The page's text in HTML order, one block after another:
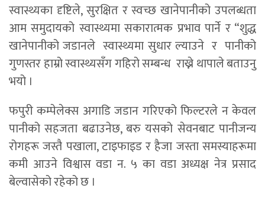
स्वास्थ्यका दृष्टिले, सुरक्षित र स्वच्छ खानेपानीको उपलब्धता
आम समुदायको स्वास्थ्यमा सकारात्मक प्रभाव पार्ने र “शुद्ध
खानेपानीको जडानले स्वास्थ्यमा सुधार ल्याउने र पानीको
गुणस्तर हाम्रो स्वास्थ्यसँग गहिरो सम्बन्ध राख्ने थापाले बताउनु
भयो ।
फपुरी कम्पेलेक्स अगाडि जडान गरिएको फिल्टरले न केवल
पानीको सहजता बढाउनेछ, बरु यसको सेवनबाट पानीजन्य
रोगहरू जस्तै पखाला, टाइफाइड र हैजा जस्ता समस्याहरूमा
कमी आउने विश्वास वडा न. ५ का वडा अध्यक्ष नेत्र प्रसाद
बेल्वासेको रहेको छ ।